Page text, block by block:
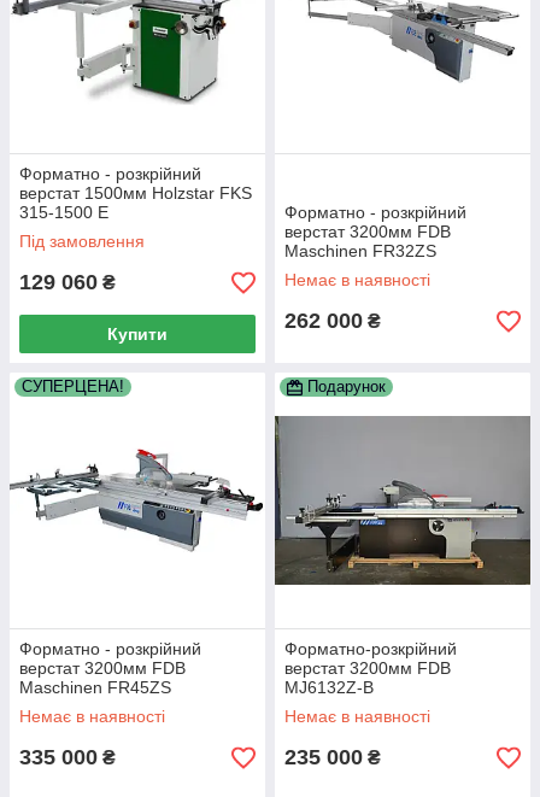
Форматно - розкрійний
верстат 1500мм Holzstar FKS
315-1500 E
Під замовлення
129 060 ₴
Купити
Форматно - розкрійний
верстат 3200мм FDB
Maschinen FR32ZS
Немає в наявності
262 000 ₴
СУПЕРЦЕНА!
Форматно - розкрійний
верстат 3200мм FDB
Maschinen FR45ZS
Немає в наявності
335 000 ₴
Подарунок
Форматно-розкрійний
верстат 3200мм FDB
MJ6132Z-B
Немає в наявності
235 000 ₴